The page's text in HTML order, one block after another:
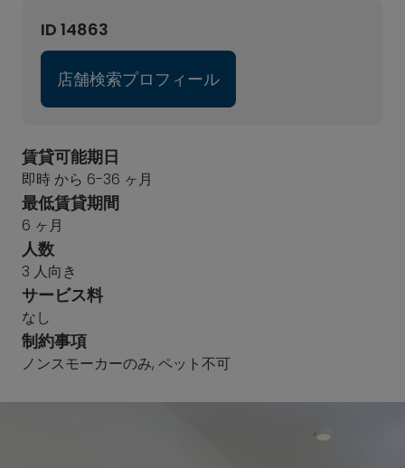
ID 14863
店舗検索プロフィール
賃貸可能期日
即時 から 6-36 ヶ月
最低賃貸期間
6 ヶ月
人数
3 人向き
サービス料
なし
制約事項
ノンスモーカーのみ, ペット不可